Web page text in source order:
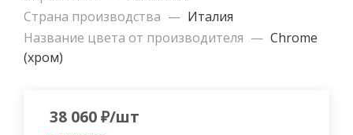
Страна производства — Италия
Название цвета от производителя — Chrome
(хром)
38 060₽/шт